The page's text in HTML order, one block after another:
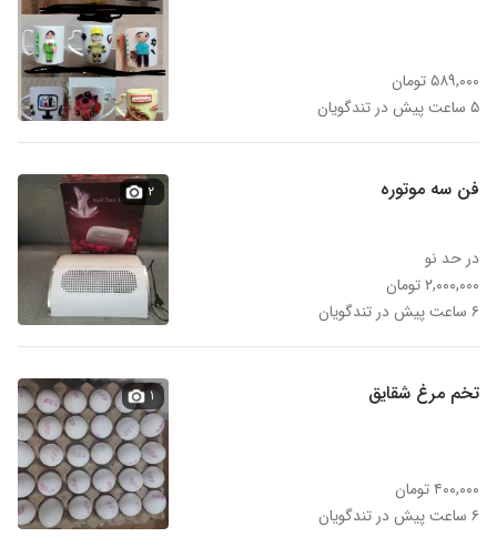
۵۸۹,۰۰۰ تومان
۵ ساعت پیش در تندگویان
فن سه موتوره
در حد نو
۲,۰۰۰,۰۰۰ تومان
۶ ساعت پیش در تندگویان
۲
تخم مرغ شقایق
۴۰۰,۰۰۰ تومان
۶ ساعت پیش در تندگویان
۱